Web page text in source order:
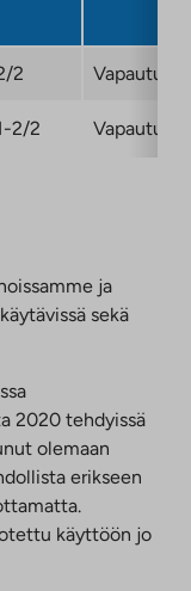
2
2/2
ja
sekä
2020 tehdyissä
olemaan
erikseen
käyttöön jo